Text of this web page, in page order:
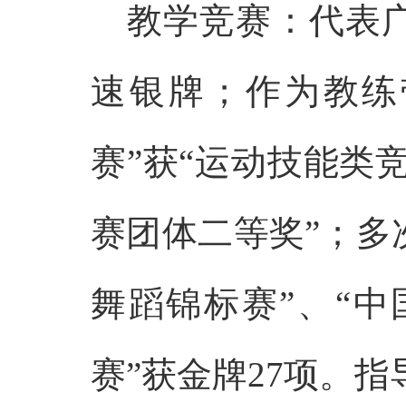
教学竞赛：代表
速银牌；作为教
赛”获“运动技能类
赛团体二等奖”；
舞蹈锦标赛”、“
赛”获金牌27项。